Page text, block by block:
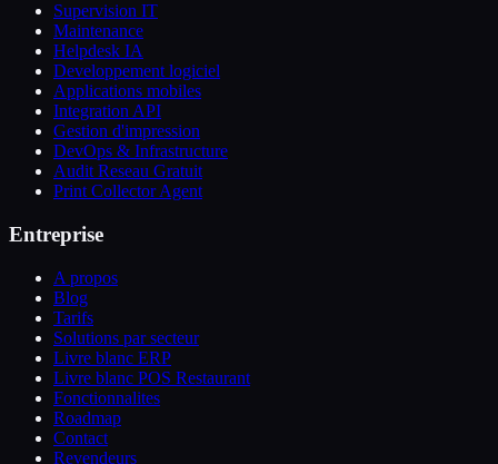
Supervision IT
Maintenance
Helpdesk IA
Developpement logiciel
Applications mobiles
Integration API
Gestion d'impression
DevOps & Infrastructure
Audit Reseau Gratuit
Print Collector Agent
Entreprise
A propos
Blog
Tarifs
Solutions par secteur
Livre blanc ERP
Livre blanc POS Restaurant
Fonctionnalites
Roadmap
Contact
Revendeurs